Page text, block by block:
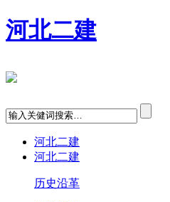
河北二建
河北二建
河北二建
历史沿革